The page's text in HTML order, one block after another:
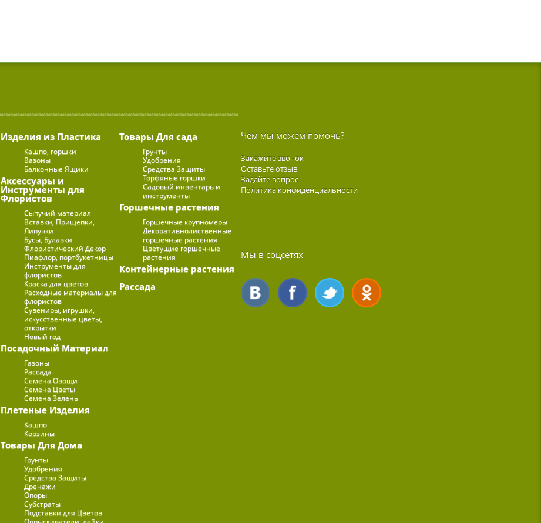
Изделия из Пластика
Кашпо, горшки
Вазоны
Балконные Ящики
Аксессуары и
Инструменты для
Флористов
Сыпучий материал
Вставки, Прищепки,
Липучки
Бусы, Булавки
Флористический Декор
Пиафлор, портбукетницы
Инструменты для
флористов
Краска для цветов
Расходные материалы для
флористов
Сувениры, игрушки,
искусственные цветы,
открытки
Новый год
Посадочный Материал
Газоны
Рассада
Семена Овощи
Семена Цветы
Семена Зелень
Плетеные Изделия
Кашпо
Корзины
Товары Для Дома
Грунты
Удобрения
Средства Защиты
Дренажи
Опоры
Субстраты
Подставки для Цветов
Товары Для сада
Грунты
Удобрения
Средства Защиты
Торфяные горшки
Садовый инвентарь и
инструменты
Горшечные растения
Горшечные крупномеры
Декоративнолиственные
горшечные растения
Цветущие горшечные
растения
Контейнерные растения
Рассада
Чем мы можем помочь?
Закажите звонок
Оставьте отзыв
Задайте вопрос
Политика конфиденциальности
Мы в соцсетях